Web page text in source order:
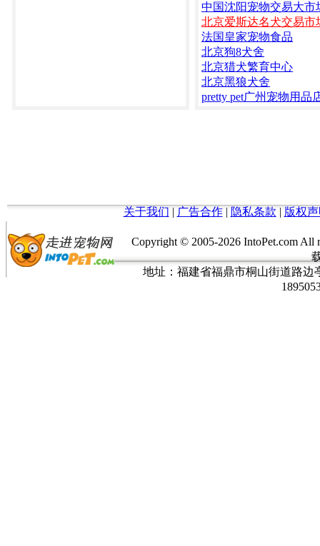
中国沈阳宠物交易大市
北京爱斯达名犬交易市
法国皇家宠物食品
北京狗8犬舍
北京猎犬繁育中心
北京黑狼犬舍
pretty pet广州宠物用品
关于我们 | 广告合作| 隐私条款 | 版权
Copyright © 2005-2026 IntoPet.com
地址：福建省福鼎市桐山街道路边